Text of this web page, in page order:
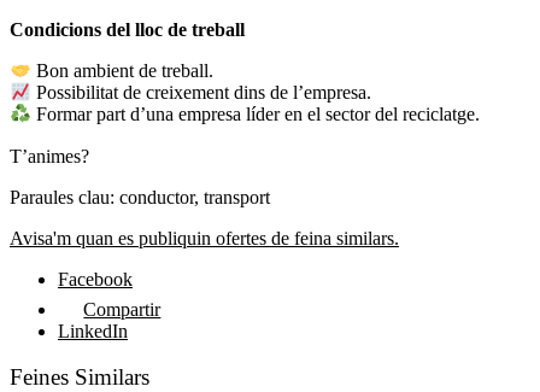
Condicions del lloc de treball
Bon ambient de treball.
Possibilitat de creixement dins de l’empresa.
Formar part d’una empresa líder en el sector del reciclatge.
T’animes?
Paraules clau: conductor, transport
Avisa'm quan es publiquin ofertes de feina similars.
Facebook
Compartir
LinkedIn
Feines Similars